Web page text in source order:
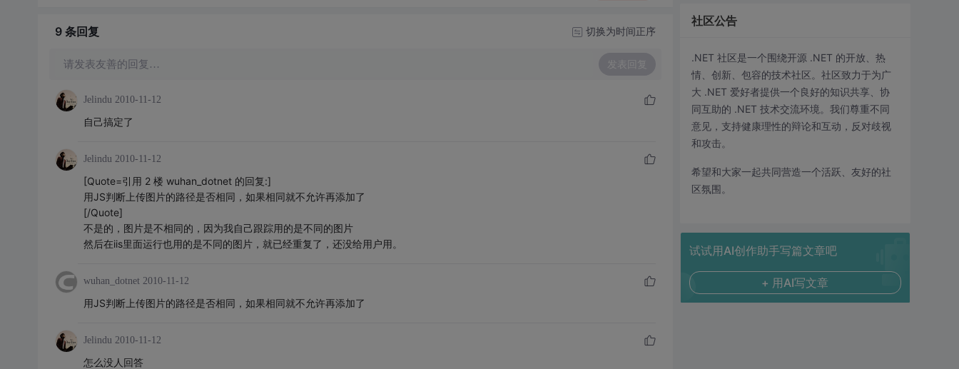
9 条回复 切换为时间正序
请发表友善的回复… 发表回复
Jelindu 2010-11-12
自己搞定了
Jelindu 2010-11-12
[Quote=引用 2 楼 wuhan_dotnet 的回复:]
用JS判断上传图片的路径是否相同，如果相同就不允许再添加了
[/Quote]
不是的，图片是不相同的，因为我自己跟踪用的是不同的图片
然后在iis里面运行也用的是不同的图片，就已经重复了，还没给用户用。
wuhan_dotnet 2010-11-12
用JS判断上传图片的路径是否相同，如果相同就不允许再添加了
Jelindu 2010-11-12
怎么没人回答
社区公告
.NET 社区是一个围绕开源 .NET 的开放、热
情、创新、包容的技术社区。社区致力于为广
大 .NET 爱好者提供一个良好的知识共享、协
同互助的 .NET 技术交流环境。我们尊重不同
意见，支持健康理性的辩论和互动，反对歧视
和攻击。
希望和大家一起共同营造一个活跃、友好的社
区氛围。
试试用AI创作助手写篇文章吧
+ 用AI写文章